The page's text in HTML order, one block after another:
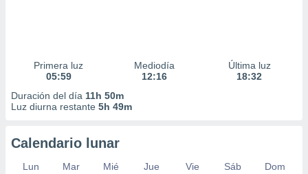
Primera luz
05:59
Mediodía
12:16
Última luz
18:32
Duración del día 11h 50m
Luz diurna restante 5h 49m
Calendario lunar
Lun Mar Mié Jue Vie Sáb
Dom